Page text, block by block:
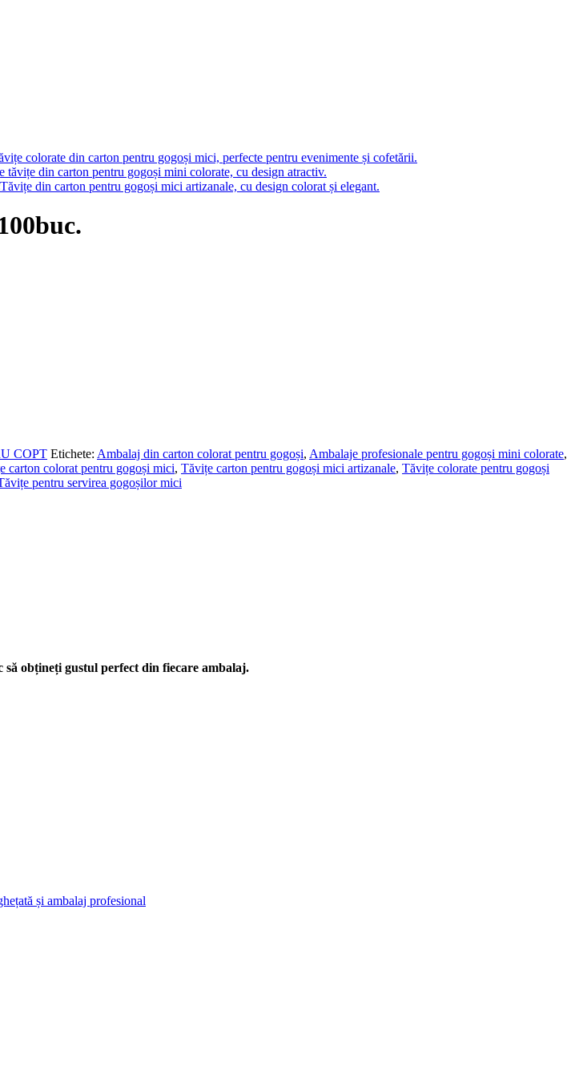
COPT Etichete: Ambalaj din carton colorat pentru gogoși, Ambalaje profesionale pentru gogoși mini colorate,
carton colorat pentru gogoși mici, Tăvițe carton pentru gogoși mici artizanale, Tăvițe colorate pentru gogoși
pentru servirea gogoșilor mici
să obțineți gustul perfect din fiecare ambalaj.